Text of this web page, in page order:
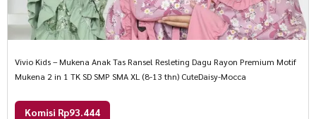
Vivio Kids – Mukena Anak Tas Ransel Resleting Dagu Rayon Premium Motif
Mukena 2 in 1 TK SD SMP SMA XL (8-13 thn) CuteDaisy-Mocca
Komisi Rp93.444